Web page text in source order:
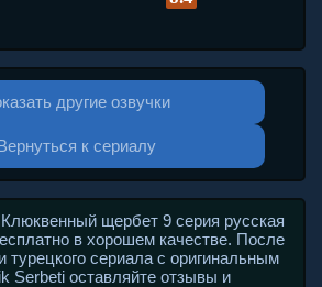
другие озвучки
к сериалу
щербет 9 серия русская
в хорошем качестве. После
турецкого сериала с оригинальным
Serbeti оставляйте отзывы и